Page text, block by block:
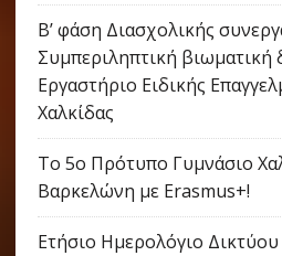
Β’ φάση Διασχολικής
Συμπεριληπτική βιωματική
Εργαστήριο Ειδικής
Χαλκίδας
Το 5ο Πρότυπο Γυμνάσιο
Βαρκελώνη με Erasmus+!
Ετήσιο Ημερολόγιο Δικτύου